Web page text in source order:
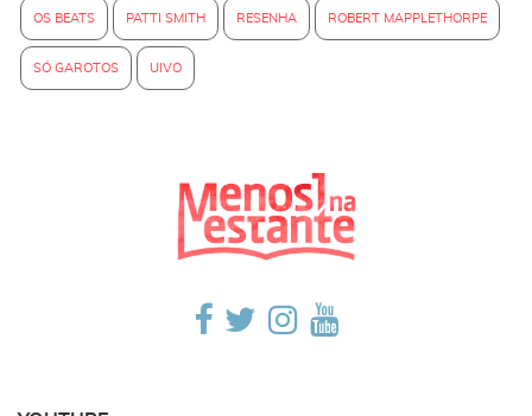
OS BEATS PATTI SMITH RESENHA ROBERT MAPPLETHORPE
SÓ GAROTOS UIVO